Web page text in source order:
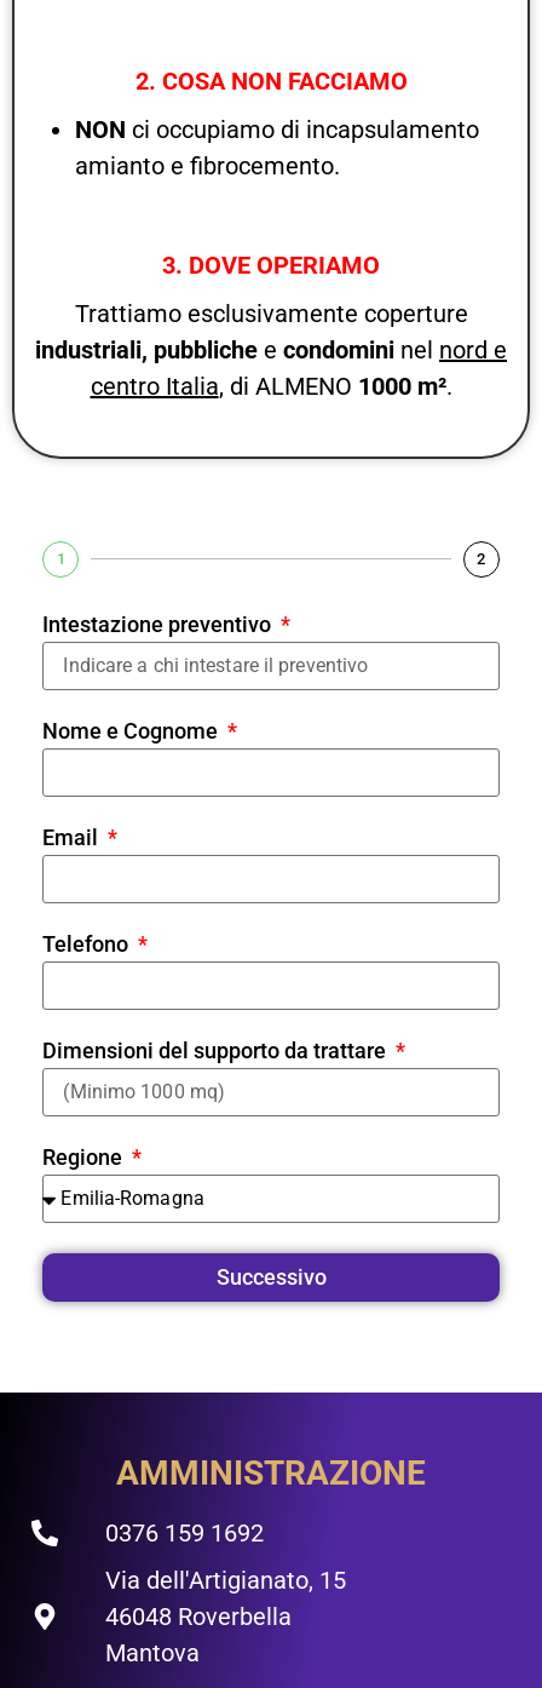
2. COSA NON FACCIAMO
NON ci occupiamo di incapsulamento
amianto e fibrocemento.
3. DOVE OPERIAMO
Trattiamo esclusivamente coperture
industriali, pubbliche e condomini nel nord e
centro Italia, di ALMENO 1000 m².
1 2
Intestazione preventivo
Nome e Cognome
Email
Telefono
Dimensioni del supporto da trattare
Regione
Successivo
AMMINISTRAZIONE
0376 159 1692
Via dell'Artigianato, 15
46048 Roverbella
Mantova